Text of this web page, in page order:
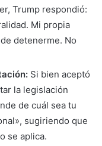
Trump respondió:
Mi propia
detenerme. No
Si bien aceptó
la legislación
de cuál sea tu
sugiriendo que
se aplica.